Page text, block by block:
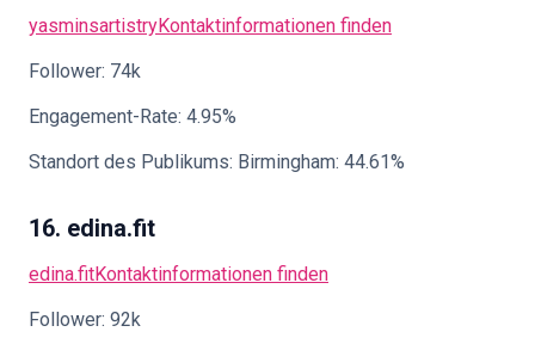
yasminsartistryKontaktinformationen finden
Follower: 74k
Engagement-Rate: 4.95%
Standort des Publikums: Birmingham: 44.61%
16. edina.fit
edina.fitKontaktinformationen finden
Follower: 92k